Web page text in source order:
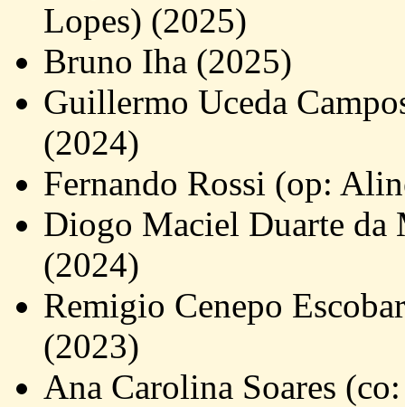
Lopes) (2025)
Bruno Iha (2025)
Guillermo Uceda
(2024)
Fernando Rossi (op:
Diogo Maciel Duarte da
(2024)
Remigio Cenepo
(2023)
Ana Carolina Soares